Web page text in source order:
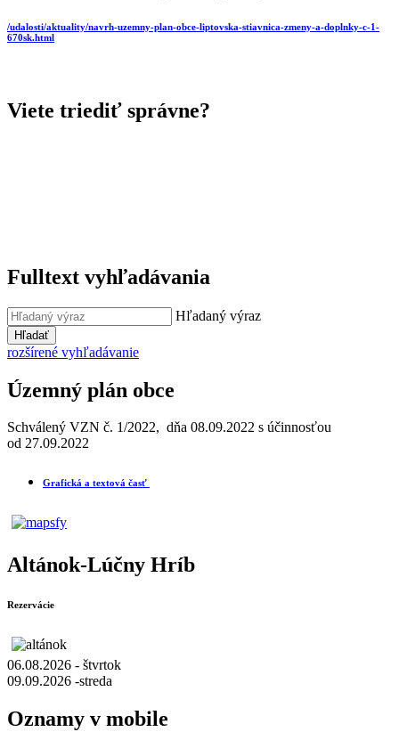
/udalosti/aktuality/navrh-uzemny-plan-obce-liptovska-stiavnica-zmeny-a-doplnky-c-1-
670sk.html
Viete triediť správne?
Fulltext vyhľadávania
Hľadaný výraz
Hľadať
rozšírené vyhľadávanie
Územný plán obce
Schválený VZN č. 1/2022, dňa 08.09.2022 s účinnosťou
od 27.09.2022
Grafická a textová časť
Altánok-Lúčny Hríb
Rezervácie
06.08.2026 - štvrtok
09.09.2026 -streda
Oznamy v mobile